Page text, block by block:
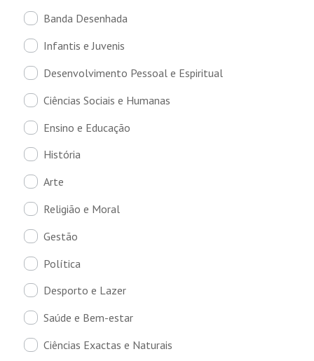
Banda Desenhada
Infantis e Juvenis
Desenvolvimento Pessoal e Espiritual
Ciências Sociais e Humanas
Ensino e Educação
História
Arte
Religião e Moral
Gestão
Política
Desporto e Lazer
Saúde e Bem-estar
Ciências Exactas e Naturais